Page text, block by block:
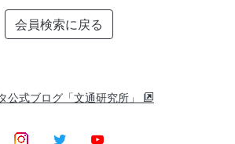
会員検索に戻る
公式ブログ「文通研究所」